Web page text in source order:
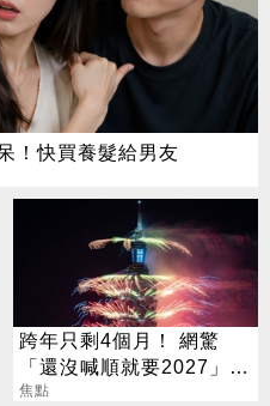
！快買養髮給男友
跨年只剩4個月！ 網驚
「還沒喊順就要2027」
這句最狠超恐怖
焦點